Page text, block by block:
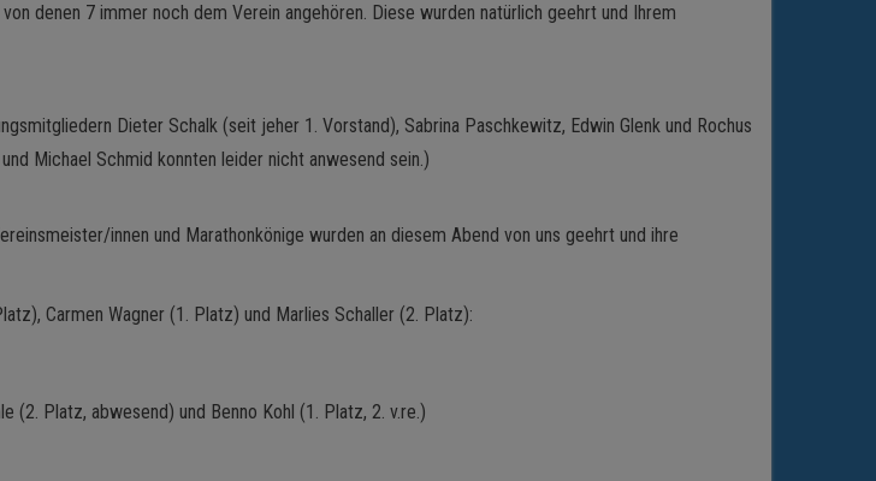
denen 7 immer noch dem Verein angehören. Diese wurden natürlich geehrt und Ihrem
Dieter Schalk (seit jeher 1. Vorstand), Sabrina Paschkewitz, Edwin Glenk und Rochus
Michael Schmid konnten leider nicht anwesend sein.)
innen und Marathonkönige wurden an diesem Abend von uns geehrt und ihre
Carmen Wagner (1. Platz) und Marlies Schaller (2. Platz):
(2. Platz, abwesend) und Benno Kohl (1. Platz, 2. v.re.)